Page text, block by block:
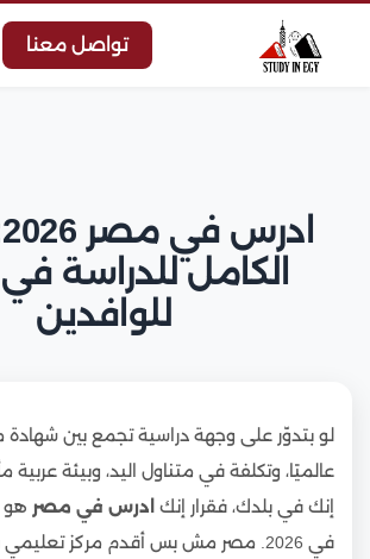
تواصل معنا
الكامل للدراسة
للوافدين
لو بتدوّر على وجهة دراسية تجمع بين شهادة
عالميًا، وتكلفة في متناول اليد، وبيئة
إنك في بلدك، فقرار إنك ادرس في مصر هو
في 2026. مصر مش بس أقدم مركز